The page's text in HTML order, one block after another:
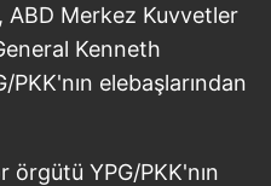
ABD Merkez Kuvvetler
Kenneth
elebaşlarından
örgütü YPG/PKK'nın